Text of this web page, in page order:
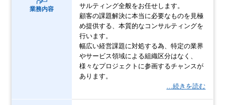
業務内容
サルティング全般をお任せします。
顧客の課題解決に本当に必要なものを見極
め提供する、本質的なコンサルティングを
行います。
幅広い経営課題に対処する為、特定の業界
やサービス領域による組織区分はなく、
様々なプロジェクトに参画するチャンスが
あります。
…続きを読む